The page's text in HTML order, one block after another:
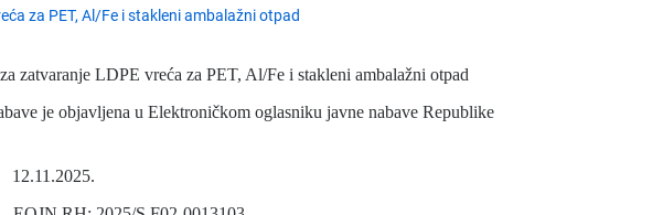
za PET, Al/Fe i stakleni ambalažni otpad
zatvaranje LDPE vreća za PET, Al/Fe i stakleni ambalažni otpad
je objavljena u Elektroničkom oglasniku javne nabave Republike